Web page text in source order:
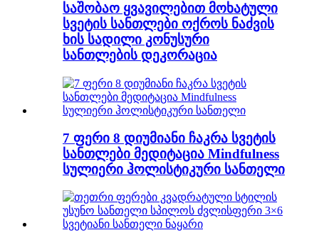
საშობაო ყვავილებით მოხატული
სვეტის სანთლები ოქროს ნაძვის
ხის სადილი კონუსური
სანთლების დეკორაცია
7 ფერი 8 დიუმიანი ჩაკრა სვეტის
სანთლები მედიტაცია Mindfulness
სულიერი ჰოლისტიკური სანთელი